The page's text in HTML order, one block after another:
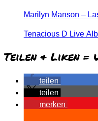
Marilyn Manson –
Tenacious D Live
Teilen & Liken =
teilen
teilen
merken